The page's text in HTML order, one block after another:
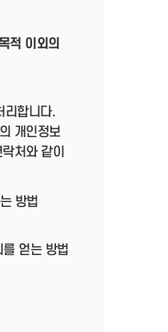
적 이외의
리합니다.
개인정보
처와 같이
방법
얻는 방법